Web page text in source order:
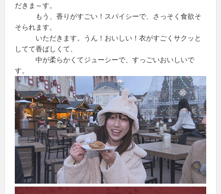
だきま～す。
もう、香りがすごい！スパイシーで、さっそく食欲そ
そられます。
いただきます。うん！おいしい！衣がすごくサクッと
してて香ばしくて、
中が柔らかくてジューシーで、すっごいおいしいで
す。